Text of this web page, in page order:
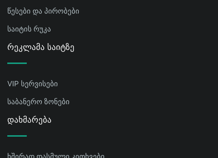
წესები და პირობები
საიტის რუკა
Რეკლამა Საიტზე
VIP სერვისები
საბანერო ზონები
Დახმარება
ხშირად დასმული კითხვები